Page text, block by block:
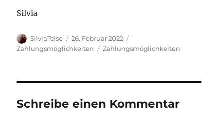
Silvia
Autor
SilviaTelse
Veröffentlicht
am
26. Februar 2022
Zahlungsmöglichkeiten
Schlagwörter
Zahlungsmöglichkeiten
Schreibe einen Kommentar